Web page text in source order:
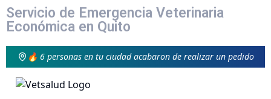
Servicio de Emergencia Veterinaria
Económica en Quito